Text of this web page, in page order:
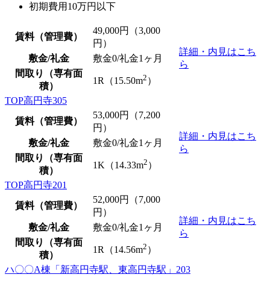
初期費用10万円以下
賃料（管理費）
49,000円（3,000
円）
詳細・内見はこち
ら
敷金/礼金 敷金0/礼金1ヶ月
間取り（専有面
積）
1R（15.50m2 ）
TOP高円寺305
賃料（管理費）
53,000円（7,200
円）
詳細・内見はこち
ら
敷金/礼金 敷金0/礼金1ヶ月
間取り（専有面
積）
1K（14.33m2 ）
TOP高円寺201
賃料（管理費）
52,000円（7,000
円）
詳細・内見はこち
ら
敷金/礼金 敷金0/礼金1ヶ月
間取り（専有面
積）
1R（14.56m2 ）
ハ〇〇A棟「新高円寺駅、東高円寺駅」203